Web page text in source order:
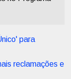
para
reclamações e